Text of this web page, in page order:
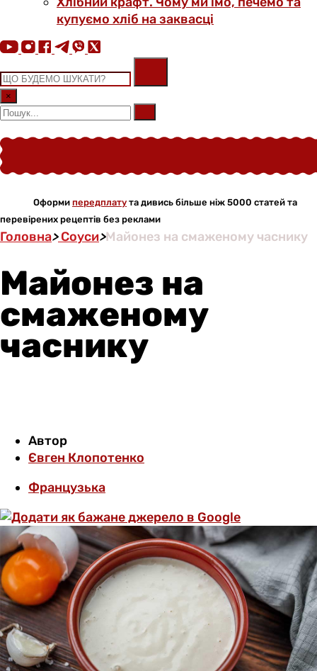
купуємо хліб на заквасці
×
Оформи передплату та дивись більше ніж 5000 статей та
перевірених рецептів без реклами
Головна>Соуси>Майонез на смаженому часнику
Майонез на
смаженому
часнику
Автор
Євген Клопотенко
Французька